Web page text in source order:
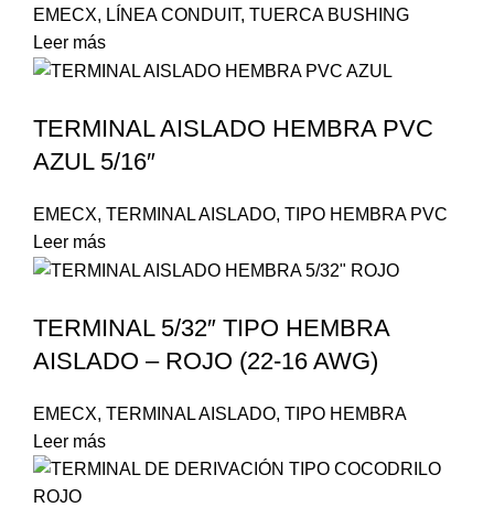
EMECX, LÍNEA CONDUIT, TUERCA BUSHING
Leer más
TERMINAL AISLADO HEMBRA PVC
AZUL 5/16″
EMECX, TERMINAL AISLADO, TIPO HEMBRA PVC
Leer más
TERMINAL 5/32″ TIPO HEMBRA
AISLADO – ROJO (22-16 AWG)
EMECX, TERMINAL AISLADO, TIPO HEMBRA
Leer más